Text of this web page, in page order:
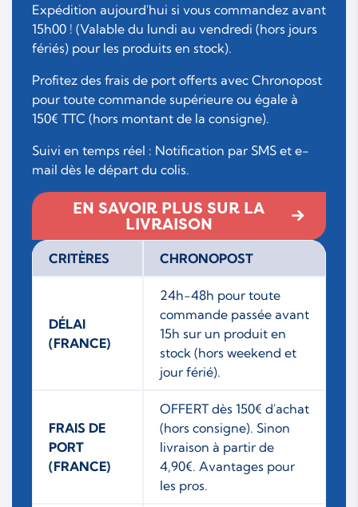
Expédition aujourd'hui si vous commandez avant
15h00 ! (Valable du lundi au vendredi (hors jours
fériés) pour les produits en stock).
Profitez des frais de port offerts avec Chronopost
pour toute commande supérieure ou égale à
150€ TTC (hors montant de la consigne).
Suivi en temps réel : Notification par SMS et e-
mail dès le départ du colis.
EN SAVOIR PLUS SUR LA
LIVRAISON
CRITÈRES CHRONOPOST
DÉLAI
(FRANCE)
24h-48h pour toute
commande passée avant
15h sur un produit en
stock (hors weekend et
jour férié).
FRAIS DE
PORT
(FRANCE)
OFFERT dès 150€ d'achat
(hors consigne). Sinon
livraison à partir de
4,90€. Avantages pour
les pros.